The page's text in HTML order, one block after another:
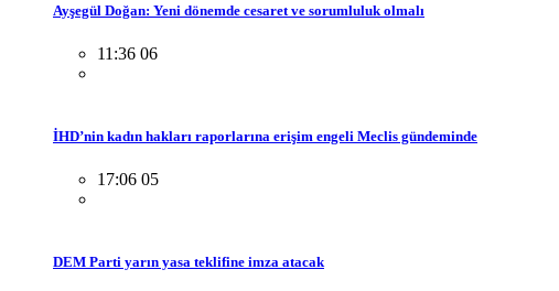
Ayşegül Doğan: Yeni dönemde cesaret ve sorumluluk olmalı
11:36 06
İHD’nin kadın hakları raporlarına erişim engeli Meclis gündeminde
17:06 05
DEM Parti yarın yasa teklifine imza atacak